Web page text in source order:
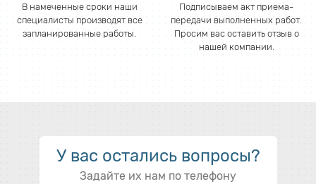
В намеченные сроки наши
специалисты производят все
запланированные работы.
Подписываем акт приема-
передачи выполненных работ.
Просим вас оставить отзыв о
нашей компании.
У вас остались вопросы?
Задайте их нам по телефону